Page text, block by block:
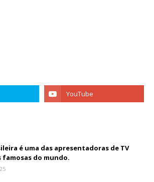
é uma das apresentadoras de TV
famosas do mundo.